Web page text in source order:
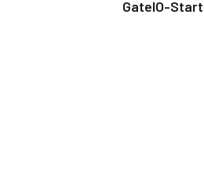
GateIO-